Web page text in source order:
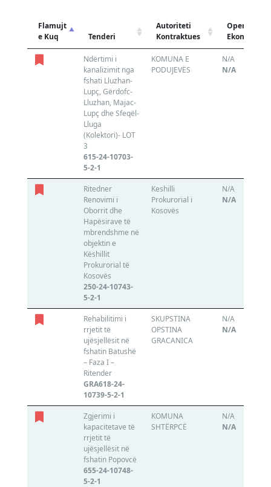
Flamujt
e Kuq
Tenderi
Autoriteti
Kontraktues
Operatori
Ekonomik
Ndërtimi i
kanalizimit nga
fshati Lluzhan-
Lupç, Gërdofc-
Lluzhan, Majac-
Lupç dhe Sfeqël-
Lluga
(Kolektori)- LOT
3
615-24-10703-
5-2-1
KOMUNA E
PODUJEVËS
N/A
N/A
Ritedner
Renovimi i
Oborrit dhe
Hapësirave të
mbrendshme në
objektin e
Këshillit
Prokurorial të
Kosovës
250-24-10743-
5-2-1
Keshilli
Prokurorial i
Kosovës
N/A
N/A
Rehabilitimi i
rrjetit të
ujësjellësit në
fshatin Batushë
– Faza I –
Ritender
GRA618-24-
10739-5-2-1
SKUPSTINA
OPSTINA
GRACANICA
N/A
N/A
Zgjerimi i
kapacitetave të
rrjetit të
ujësjellësit në
fshatin Popovcë
655-24-10748-
5-2-1
KOMUNA
SHTËRPCË
N/A
N/A